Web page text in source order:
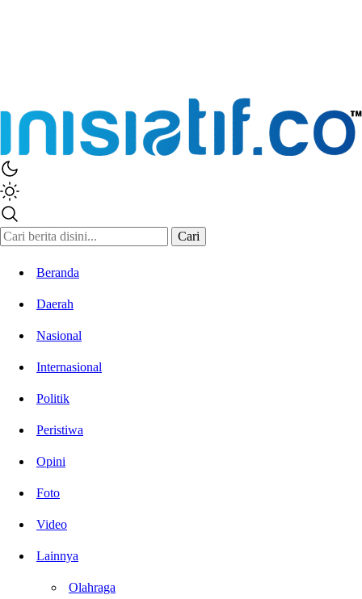
Cari
Beranda
Daerah
Nasional
Internasional
Politik
Peristiwa
Opini
Foto
Video
Lainnya
Olahraga